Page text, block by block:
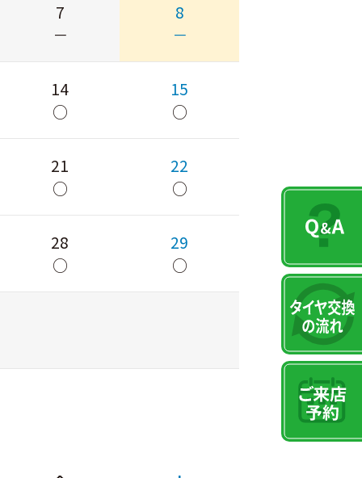
7
－
8
－
14
○
15
○
21
○
22
○
28
○
29
○